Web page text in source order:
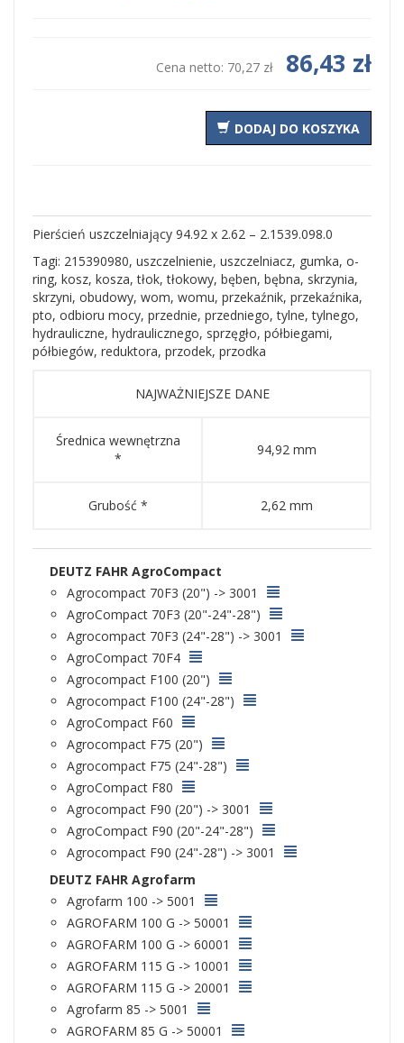
Cena netto: 70,27 zł 86,43 zł
DODAJ DO KOSZYKA
Pierścień uszczelniający 94.92 x 2.62 – 2.1539.098.0
Tagi: 215390980, uszczelnienie, uszczelniacz, gumka, o-
ring, kosz, kosza, tłok, tłokowy, bęben, bębna, skrzynia,
skrzyni, obudowy, wom, womu, przekaźnik, przekaźnika,
pto, odbioru mocy, przednie, przedniego, tylne, tylnego,
hydrauliczne, hydraulicznego, sprzęgło, półbiegami,
półbiegów, reduktora, przodek, przodka
NAJWAŻNIEJSZE DANE
Średnica wewnętrzna
*
94,92 mm
Grubość * 2,62 mm
DEUTZ FAHR AgroCompact
Agrocompact 70F3 (20") -> 3001
AgroCompact 70F3 (20"-24"-28")
Agrocompact 70F3 (24"-28") -> 3001
AgroCompact 70F4
Agrocompact F100 (20")
Agrocompact F100 (24"-28")
AgroCompact F60
Agrocompact F75 (20")
Agrocompact F75 (24"-28")
AgroCompact F80
Agrocompact F90 (20") -> 3001
AgroCompact F90 (20"-24"-28")
Agrocompact F90 (24"-28") -> 3001
DEUTZ FAHR Agrofarm
Agrofarm 100 -> 5001
AGROFARM 100 G -> 50001
AGROFARM 100 G -> 60001
AGROFARM 115 G -> 10001
AGROFARM 115 G -> 20001
Agrofarm 85 -> 5001
AGROFARM 85 G -> 50001